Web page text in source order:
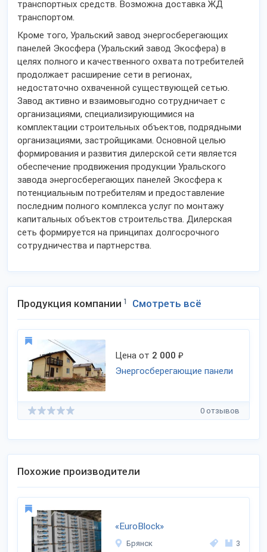
транспортных средств. Возможна доставка ЖД
транспортом.
Кроме того, Уральский завод энергосберегающих
панелей Экосфера (Уральский завод Экосфера) в
целях полного и качественного охвата потребителей
продолжает расширение сети в регионах,
недостаточно охваченной существующей сетью.
Завод активно и взаимовыгодно сотрудничает с
организациями, специализирующимися на
комплектации строительных объектов, подрядными
организациями, застройщиками. Основной целью
формирования и развития дилерской сети является
обеспечение продвижения продукции Уральского
завода энергосберегающих панелей Экосфера к
потенциальным потребителям и предоставление
последним полного комплекса услуг по монтажу
капитальных объектов строительства. Дилерская
сеть формируется на принципах долгосрочного
сотрудничества и партнерства.
Продукция компании 1 Смотреть всё
Цена от 2 000 ₽
Энергосберегающие панели
0 отзывов
Похожие производители
«EuroBlock»
Брянск 3